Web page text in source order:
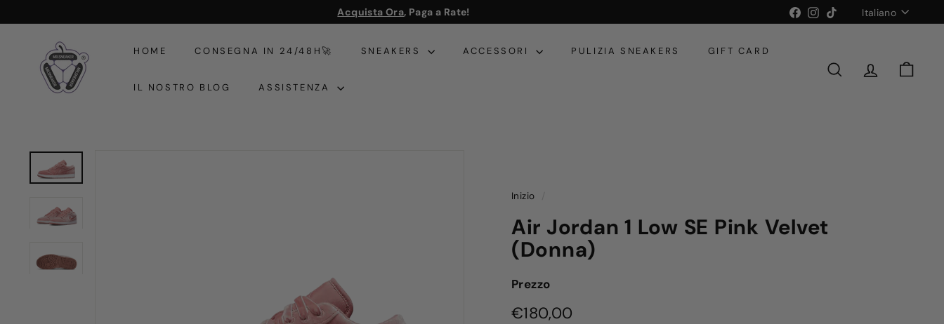
direttamente
contenuti
in
Acquista Ora, Paga a Rate! Facebook
Instagram
TikTokLingua
Italiano
k
e
r
HOME CONSEGNA IN 24/48H🚀 SNEAKERS ACCESSORI PULIZIA SNEAKERS GIFT CARD
IL NOSTRO BLOG ASSISTENZA
CERCA ACCOUNT
Inizio
Air Jordan 1 Low SE Pink Velvet
(Donna)
Prezzo
Prezzo
€180,00